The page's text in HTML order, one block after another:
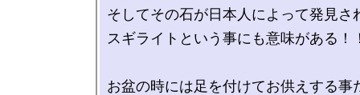
そしてその石が日本人によって発見さ
スギライトという事にも意味がある！
お盆の時には足を付けてお供えする事